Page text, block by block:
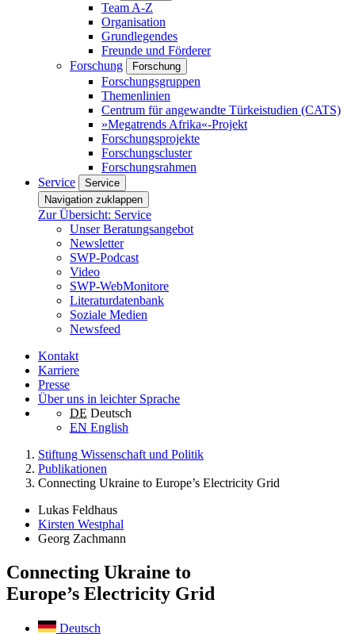
Team A-Z
Organisation
Grundlegendes
Freunde und Förderer
Forschung
Forschung
Forschungsgruppen
Themenlinien
Centrum für angewandte Türkeistudien (CATS)
»Megatrends Afrika«-Projekt
Forschungsprojekte
Forschungscluster
Forschungsrahmen
Service
Service
Navigation zuklappen
Zur Übersicht: Service
Unser Beratungsangebot
Newsletter
SWP-Podcast
Video
SWP-WebMonitore
Literaturdatenbank
Soziale Medien
Newsfeed
Kontakt
Karriere
Presse
Über uns in leichter Sprache
DE Deutsch
EN English
Stiftung Wissenschaft und Politik
Publikationen
Connecting Ukraine to Europe’s Electricity Grid
Lukas Feldhaus
Kirsten Westphal
Georg Zachmann
Connecting Ukraine to
Europe’s Electricity Grid
Deutsch